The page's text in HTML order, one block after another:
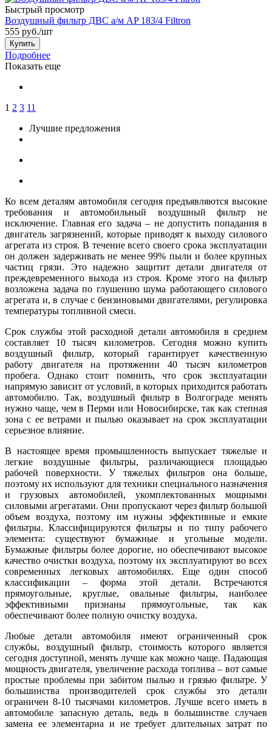
Быстрый просмотр
Воздушный фильтр ДВС а/м AP 183/4 Filtron
555 руб./шт
Купить
Подробнее
Показать еще
1 2 3 11
Лучшие предложения
Ко всем деталям автомобиля сегодня предъявляются высокие
требования и автомобильный воздушный фильтр не
исключение. Главная его задача – не допустить попадания в
двигатель загрязнений, которые приводят к выходу силового
агрегата из строя. В течение всего своего срока эксплуатации
он должен задерживать не менее 99% пыли и более крупных
частиц грязи. Это надежно защитит детали двигателя от
преждевременного выхода из строя. Кроме этого на фильтр
возложена задача по глушению шума работающего силового
агрегата и, в случае с бензиновыми двигателями, регулировка
температуры топливной смеси.
Срок службы этой расходной детали автомобиля в среднем
составляет 10 тысяч километров. Сегодня можно купить
воздушный фильтр, который гарантирует качественную
работу двигателя на протяжении 40 тысяч километров
пробега. Однако стоит помнить, что срок эксплуатации
напрямую зависит от условий, в которых приходится работать
автомобилю. Так, воздушный фильтр в Волгограде менять
нужно чаще, чем в Перми или Новосибирске, так как степная
зона с ее ветрами и пылью оказывает на срок эксплуатации
серьезное влияние.
В настоящее время промышленность выпускает тяжелые и
легкие воздушные фильтры, различающиеся площадью
рабочей поверхности. У тяжелых фильтров она больше,
поэтому их используют для техники специального назначения
и грузовых автомобилей, укомплектованных мощными
силовыми агрегатами. Они пропускают через фильтр большой
объем воздуха, поэтому им нужны эффективные и емкие
фильтры. Классифицируются фильтры и по типу рабочего
элемента: существуют бумажные и угольные модели.
Бумажные фильтры более дорогие, но обеспечивают высокое
качество очистки воздуха, поэтому их эксплуатируют во всех
современных легковых автомобилях. Еще один способ
классификации – форма этой детали. Встречаются
прямоугольные, круглые, овальные фильтры, наиболее
эффективными признаны прямоугольные, так как
обеспечивают более полную очистку воздуха.
Любые детали автомобиля имеют ограниченный срок
службы, воздушный фильтр, стоимость которого является
сегодня доступной, менять лучше как можно чаще. Падающая
мощность двигателя, увеличение расхода топлива – вот самые
простые проблемы при забитом пылью и грязью фильтре. У
большинства производителей срок службы это детали
ограничен 8-10 тысячами километров. Лучше всего иметь в
автомобиле запасную деталь, ведь в большинстве случаев
замена ее элементарна и не требует длительных затрат по